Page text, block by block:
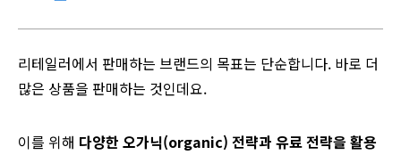
리테일러에서 판매하는 브랜드의 목표는 단순합니다. 바로 더
많은 상품을 판매하는 것인데요.
이를 위해 다양한 오가닉(organic) 전략과 유료 전략을 활용